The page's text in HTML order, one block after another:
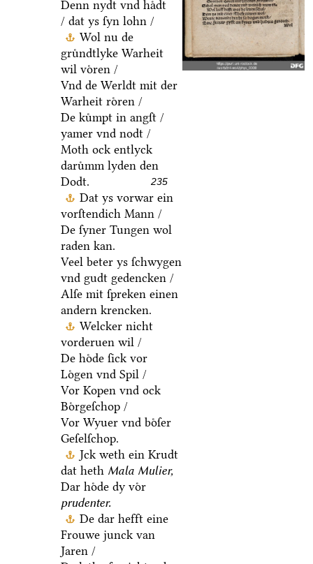
Denn nydt vnd haͤdt
/ dat ys ſyn lohn /
Wol nu de
gruͤndtlyke Warheit
wil voͤren /
Vnd de Werldt mit der
Warheit roͤren /
De kuͤmpt in angſt /
yamer vnd nodt /
Moth ock entlyck
daruͤmm lyden den
Dodt.
235
Dat ys vorwar ein
vorſtendich Mann /
De ſyner Tungen wol
raden kan.
Veel beter ys ſchwygen
vnd gudt gedencken /
Alſe mit ſpreken einen
andern krencken.
Welcker nicht
vorderuen wil /
De hoͤde ſick vor
Loͤgen vnd Spil /
Vor Kopen vnd ock
Boͤrgeſchop /
Vor Wyuer vnd boͤſer
Geſelſchop.
Jck weth ein Krudt
dat heth Mala Mulier,
Dar hoͤde dy voͤr
prudenter.
De dar hefft eine
Frouwe junck van
Jaren /